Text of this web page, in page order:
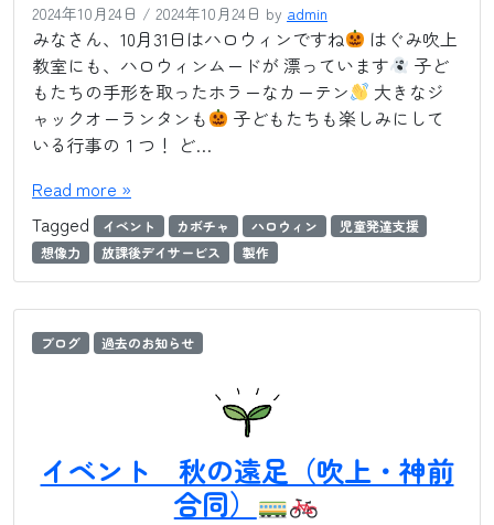
2024年10月24日 / 2024年10月24日 by admin
みなさん、10月31日はハロウィンですね
はぐみ吹上
教室にも、ハロウィンムードが 漂っています
子ど
もたちの手形を取ったホラーなカーテン
大きなジ
ャックオーランタンも
子どもたちも楽しみにして
いる行事の１つ！ ど…
Read more »
Tagged
イベント カボチャ ハロウィン
児童発達支援
想像力
放課後デイサービス 製作
ブログ 過去のお知らせ
イベント 秋の遠足（吹上・神前
合同）